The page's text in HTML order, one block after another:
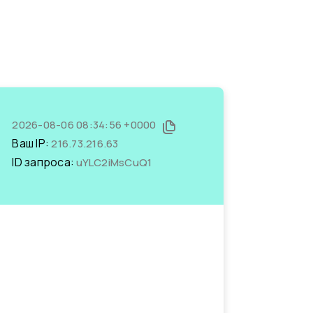
2026-08-06 08:34:56 +0000
Ваш IP:216.73.216.63
ID запроса:uYLC2iMsCuQ1